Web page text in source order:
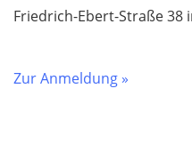
Friedrich-Ebert-Straße
Zur Anmeldung »